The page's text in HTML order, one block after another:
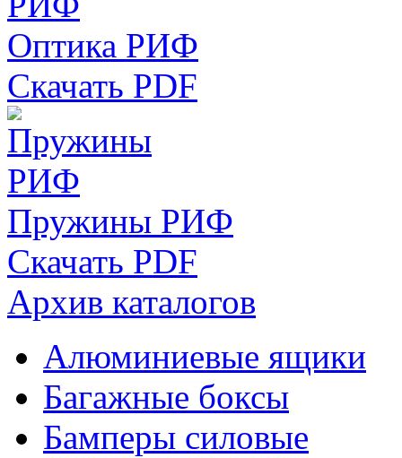
Оптика РИФ
Скачать PDF
Пружины РИФ
Скачать PDF
Архив каталогов
Алюминиевые ящики
Багажные боксы
Бамперы силовые